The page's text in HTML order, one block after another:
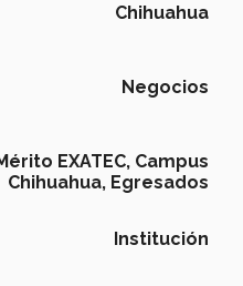
Chihuahua
Negocios
EXATEC, Campus
Chihuahua, Egresados
Institución